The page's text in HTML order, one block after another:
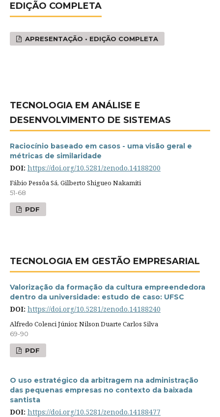
EDIÇÃO COMPLETA
APRESENTAÇÃO • EDIÇÃO COMPLETA
TECNOLOGIA EM ANÁLISE E
DESENVOLVIMENTO DE SISTEMAS
Raciocínio baseado em casos - uma visão geral e
métricas de similaridade
DOI: https://doi.org/10.5281/zenodo.14188200
Fábio Pessôa Sá, Gilberto Shigueo Nakamiti
51-68
PDF
TECNOLOGIA EM GESTÃO EMPRESARIAL
Valorização da formação da cultura empreendedora
dentro da universidade: estudo de caso: UFSC
DOI: https://doi.org/10.5281/zenodo.14188240
Alfredo Colenci Júnior, Nilson Duarte Carlos Silva
69-90
PDF
O uso estratégico da arbitragem na administração
das pequenas empresas no contexto da baixada
santista
DOI: https://doi.org/10.5281/zenodo.14188477